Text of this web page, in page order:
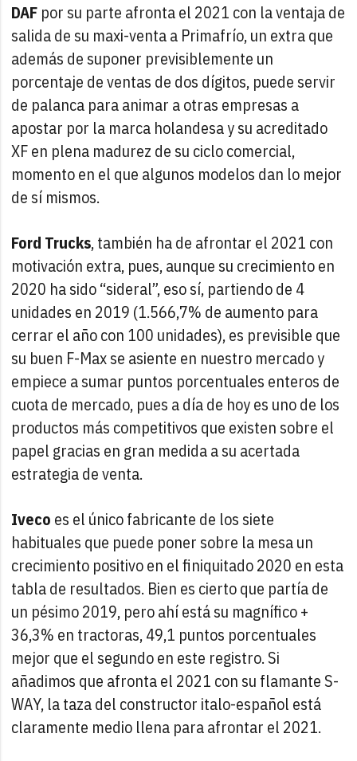
DAF por su parte afronta el 2021 con la ventaja de
salida de su maxi-venta a Primafrío, un extra que
además de suponer previsiblemente un
porcentaje de ventas de dos dígitos, puede servir
de palanca para animar a otras empresas a
apostar por la marca holandesa y su acreditado
XF en plena madurez de su ciclo comercial,
momento en el que algunos modelos dan lo mejor
de sí mismos.
Ford Trucks, también ha de afrontar el 2021 con
motivación extra, pues, aunque su crecimiento en
2020 ha sido “sideral”, eso sí, partiendo de 4
unidades en 2019 (1.566,7% de aumento para
cerrar el año con 100 unidades), es previsible que
su buen F-Max se asiente en nuestro mercado y
empiece a sumar puntos porcentuales enteros de
cuota de mercado, pues a día de hoy es uno de los
productos más competitivos que existen sobre el
papel gracias en gran medida a su acertada
estrategia de venta.
Iveco es el único fabricante de los siete
habituales que puede poner sobre la mesa un
crecimiento positivo en el finiquitado 2020 en esta
tabla de resultados. Bien es cierto que partía de
un pésimo 2019, pero ahí está su magnífico +
36,3% en tractoras, 49,1 puntos porcentuales
mejor que el segundo en este registro. Si
añadimos que afronta el 2021 con su flamante S-
WAY, la taza del constructor italo-español está
claramente medio llena para afrontar el 2021.